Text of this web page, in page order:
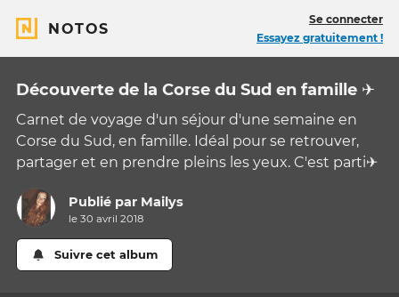
NOTOS
Se connecter
Essayez gratuitement !
Découverte de la Corse du Sud en famille ✈️
Carnet de voyage d'un séjour d'une semaine en
Corse du Sud, en famille. Idéal pour se retrouver,
partager et en prendre pleins les yeux. C'est parti✈️
Publié par Mailys
le 30 avril 2018
Suivre cet album